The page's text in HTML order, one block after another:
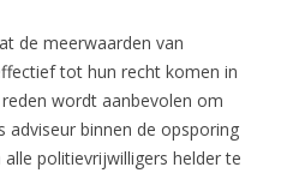
de meerwaarden van
tot hun recht komen in
wordt aanbevolen om
adviseur binnen de opsporing
politievrijwilligers helder te